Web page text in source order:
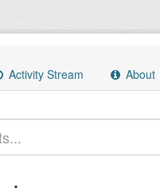
Activity Stream About